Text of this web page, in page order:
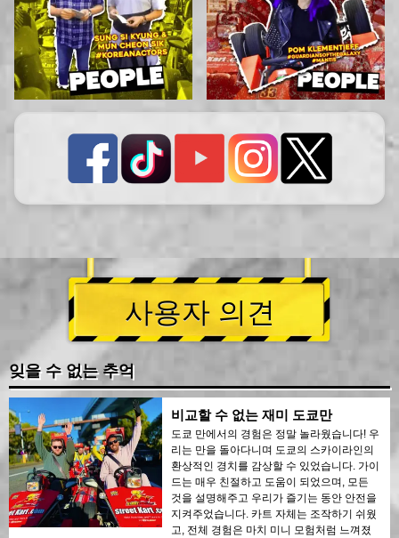
사용자 의견
잊을 수 없는 추억
비교할 수 없는 재미 도쿄만
도쿄 만에서의 경험은 정말 놀라웠습니다! 우
리는 만을 돌아다니며 도쿄의 스카이라인의
환상적인 경치를 감상할 수 있었습니다. 가이
드는 매우 친절하고 도움이 되었으며, 모든
것을 설명해주고 우리가 즐기는 동안 안전을
지켜주었습니다. 카트 자체는 조작하기 쉬웠
고, 전체 경험은 마치 미니 모험처럼 느껴졌